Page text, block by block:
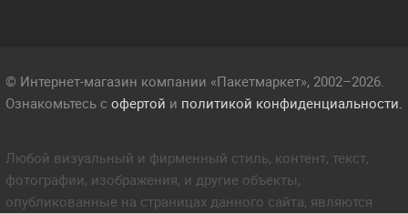
© Интернет-магазин компании «Пакетмаркет», 2002–2026.
Ознакомьтесь с офертой и политикой конфиденциальности.
Любой визуальный и фирменный стиль, контент, текст,
фотографии, изображения, и другие объекты,
опубликованные на страницах данного сайта, являются